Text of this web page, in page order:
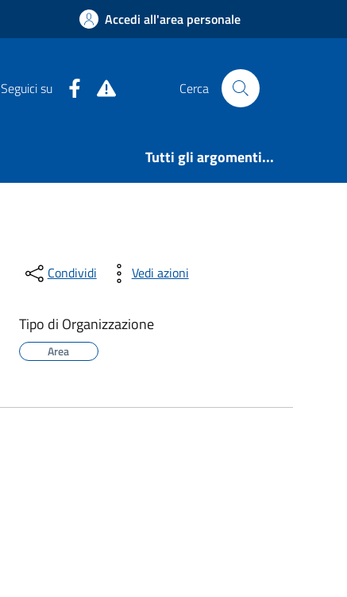
Accedi all'area personale
Seguici su FacebookAlert SystemCerca
Tutti gli argomenti...
Condividi Vedi azioni
Tipo di Organizzazione
Area